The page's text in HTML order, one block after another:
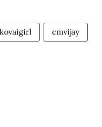
kovaigirl cmvijay